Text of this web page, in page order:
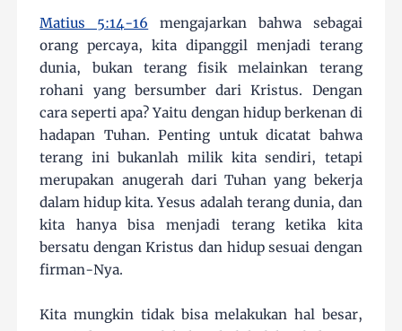
Matius 5:14-16 mengajarkan bahwa sebagai
orang percaya, kita dipanggil menjadi terang
dunia, bukan terang fisik melainkan terang
rohani yang bersumber dari Kristus. Dengan
cara seperti apa? Yaitu dengan hidup berkenan di
hadapan Tuhan. Penting untuk dicatat bahwa
terang ini bukanlah milik kita sendiri, tetapi
merupakan anugerah dari Tuhan yang bekerja
dalam hidup kita. Yesus adalah terang dunia, dan
kita hanya bisa menjadi terang ketika kita
bersatu dengan Kristus dan hidup sesuai dengan
firman-Nya.
Kita mungkin tidak bisa melakukan hal besar,